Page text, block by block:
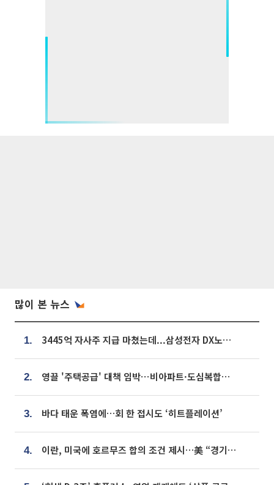
많이 본 뉴스
1. 3445억 자사주 지급 마쳤는데...삼성전자 DX노조, 뒤늦은 '떼쓰기 집회'
2. 영끌 '주택공급' 대책 임박⋯비아파트·도심복합까지 총동원
3. 바다 태운 폭염에…회 한 접시도 ‘히트플레이션’
4. 이란, 미국에 호르무즈 합의 조건 제시…美 “경기 아직 안 끝나” [종합]